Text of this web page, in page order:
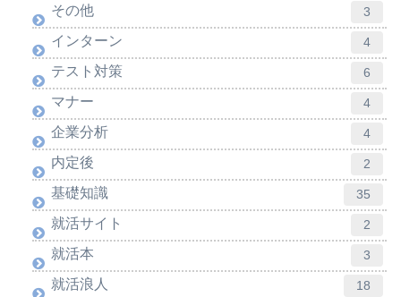
その他 3
インターン 4
テスト対策 6
マナー 4
企業分析 4
内定後 2
基礎知識 35
就活サイト 2
就活本 3
就活浪人 18